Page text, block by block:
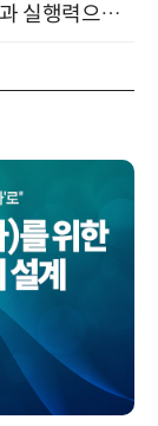
“문서에 묻힌 지식을 꺼내, 회사의 판단력과 실행력으로 바꾸다” (8/20)